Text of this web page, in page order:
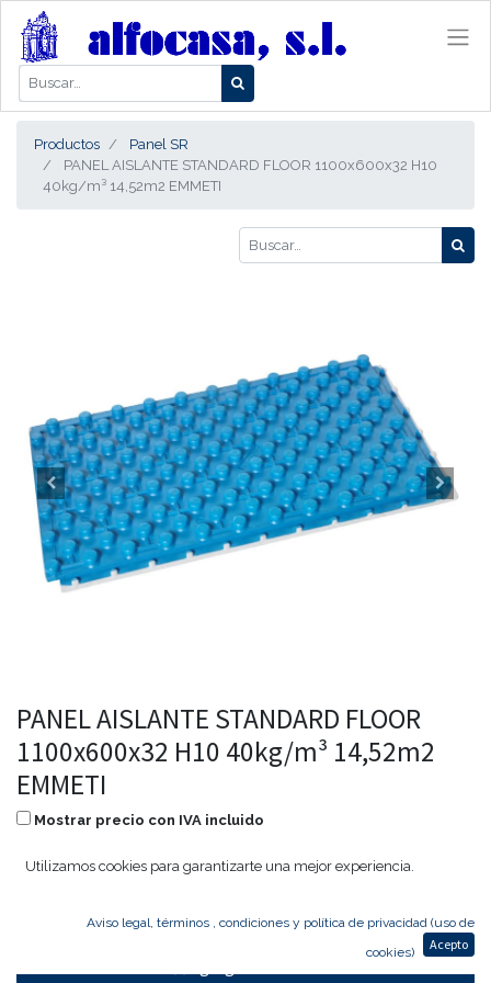
Productos
Panel SR
PANEL AISLANTE STANDARD FLOOR 1100x600x32 H10
40kg/m³ 14,52m2 EMMETI
PANEL AISLANTE STANDARD FLOOR
1100x600x32 H10 40kg/m³ 14,52m2
EMMETI
Mostrar precio con IVA incluido
225,50€ 180,40€
Utilizamos cookies para garantizarte una mejor experiencia.
Aviso legal, términos , condiciones y política de privacidad (uso de
cookies)
Acepto